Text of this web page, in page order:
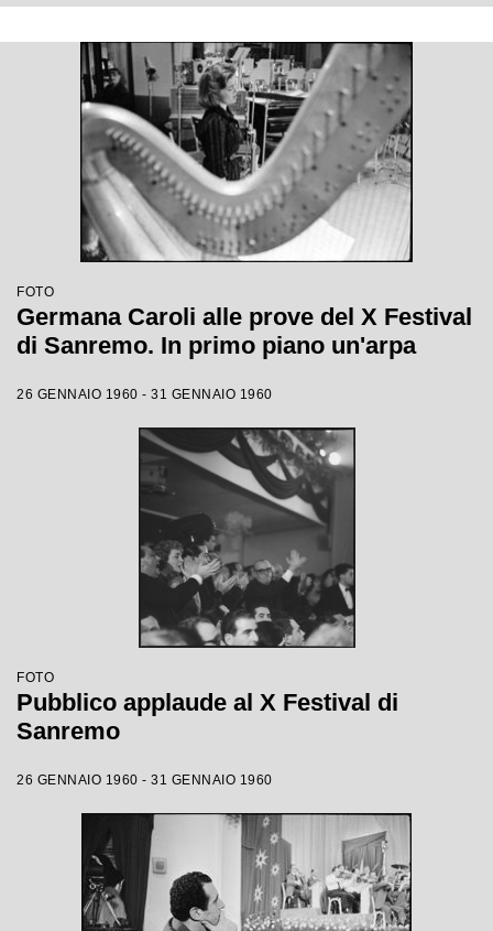
FOTO
Germana Caroli alle prove del X Festival
di Sanremo. In primo piano un'arpa
26 GENNAIO 1960 - 31 GENNAIO 1960
FOTO
Pubblico applaude al X Festival di
Sanremo
26 GENNAIO 1960 - 31 GENNAIO 1960